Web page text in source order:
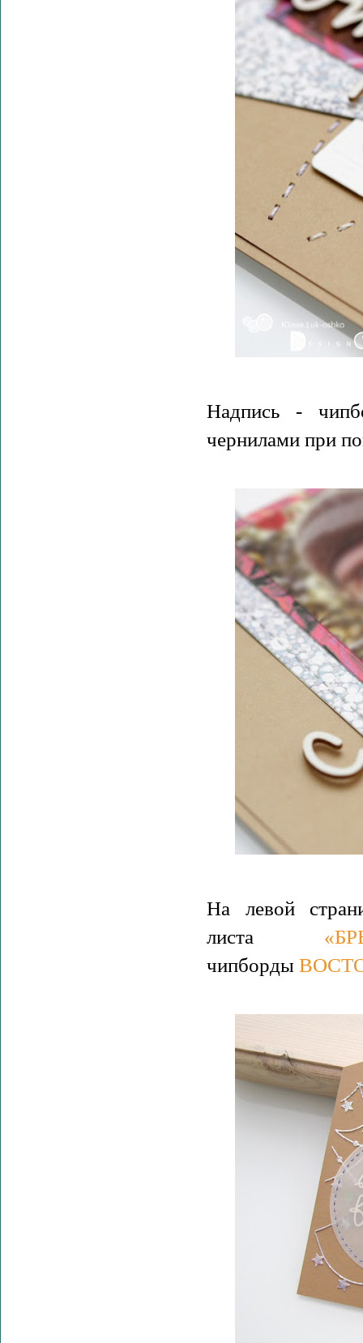
Надпись -
чернилами при
На левой
листа
чипборды